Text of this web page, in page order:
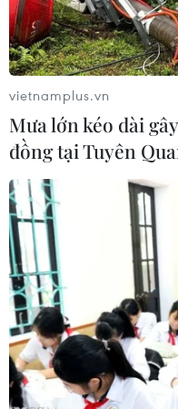
Ảnh minh hoạ.
Mới đây, YouNet ECI
vấn phát triển kênh
hành Báo cáo
vietnamplus.vn
Mưa lớn kéo dài
đồng tại Tuyên